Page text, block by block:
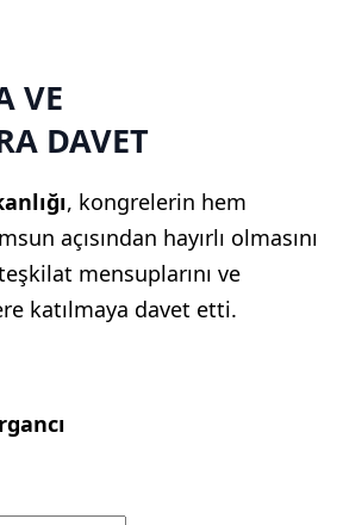
VE
DAVET
, kongrelerin hem
açısından hayırlı olmasını
mensuplarını ve
katılmaya davet etti.